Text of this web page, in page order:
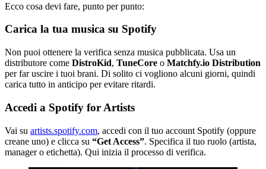
Ecco cosa devi fare, punto per punto:
Carica la tua musica su Spotify
Non puoi ottenere la verifica senza musica pubblicata. Usa un
distributore come DistroKid, TuneCore o Matchfy.io Distribution
per far uscire i tuoi brani. Di solito ci vogliono alcuni giorni, quindi
carica tutto in anticipo per evitare ritardi.
Accedi a Spotify for Artists
Vai su artists.spotify.com, accedi con il tuo account Spotify (oppure
creane uno) e clicca su “Get Access”. Specifica il tuo ruolo (artista,
manager o etichetta). Qui inizia il processo di verifica.